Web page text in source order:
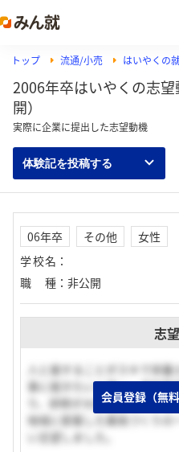
トップ 流通/小売 はいやくの
2006年卒はいやくの志
開）
実際に企業に提出した志望動機
体験記を投稿する
06年卒 その他
女性
学校名 ：
職種 ： 非公開
志
人と接することがスキで栄
事に就きたいと思い、予防医
り、研修が大変充実している
地域に密着した薬局づくりの
い志望しました。
会員登録（無